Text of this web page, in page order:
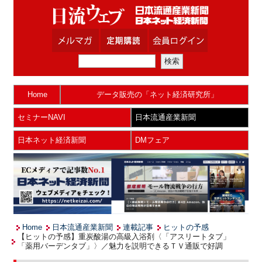
Home データ販売の「ネット経済研究所」
セミナーNAVI 日本流通産業新聞
日本ネット経済新聞 DMフェア
Home 日本流通産業新聞 連載記事
ヒットの予感
【ヒットの予感】重炭酸湯の高級入浴剤〈「アスリートタブ」
「薬用バーデンタブ」〉／魅力を説明できるＴＶ通販で好調